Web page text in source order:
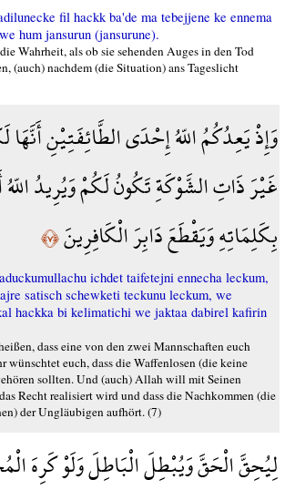
fil hackk ba'de ma tebejjene ke ennema
hum jansurun (jansurune).
Wahrheit, als ob sie sehenden Auges in den Tod
(auch) nachdem (die Situation) ans Tageslicht
وَإِذْ يَعِدُكُمُ اللّهُ إِحْدَى الطَّائِفَتِيْنِ أَنَّهَا
غَيْرَ ذَاتِ الشَّوْكَةِ تَكُونُ لَكُمْ وَيُرِيدُ
بِكَلِمَاتِهِ وَيَقْطَعَ دَابِرَ الْكَافِرِينَ﴿٧﴾
ichdet taifetejni ennecha leckum,
satisch schewketi teckunu leckum, we
hackka bi kelimatichi we jaktaa dabirel kafirin
dass eine von den zwei Mannschaften euch
wünschtet euch, dass die Waffenlosen (die keine
sollten. Und (auch) Allah will mit Seinen
Recht realisiert wird und dass die Nachkommen (die
der Ungläubigen aufhört. (7)
لِيُحِقَّ الْحَقَّ وَيُبْطِلَ الْبَاطِلَ وَلَوْ كَرِهَ